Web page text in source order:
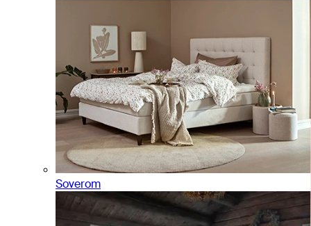
Soverom